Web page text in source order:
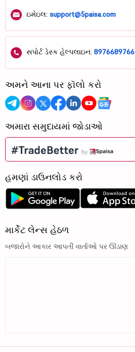
ઇમેઇલ: support@5paisa.com
સપોર્ટ ડેસ્ક હેલ્પલાઇન: 8976689766
અમને આના પર ફૉલો કરો
અમારા સમુદાયમાં જોડાઓ
હમણાં ડાઉનલોડ કરો
માર્કેટ લેન્સ હેઠળ
બજારોને આકાર આપતી વાર્તાઓ પર ઊંડાણ